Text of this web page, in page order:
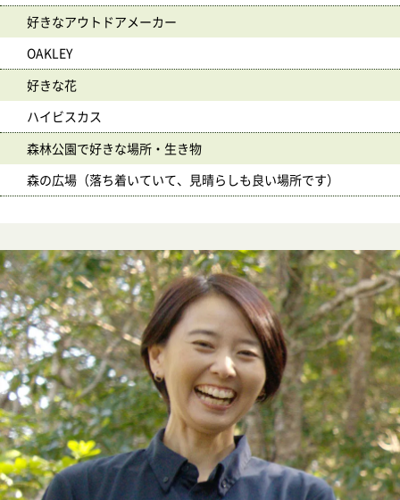
好きなアウトドアメーカー
OAKLEY
好きな花
ハイビスカス
森林公園で好きな場所・生き物
森の広場（落ち着いていて、見晴らしも良い場所です）